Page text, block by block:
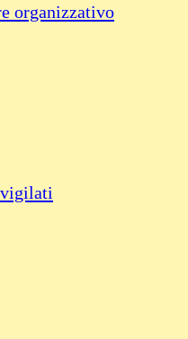
organizzativo